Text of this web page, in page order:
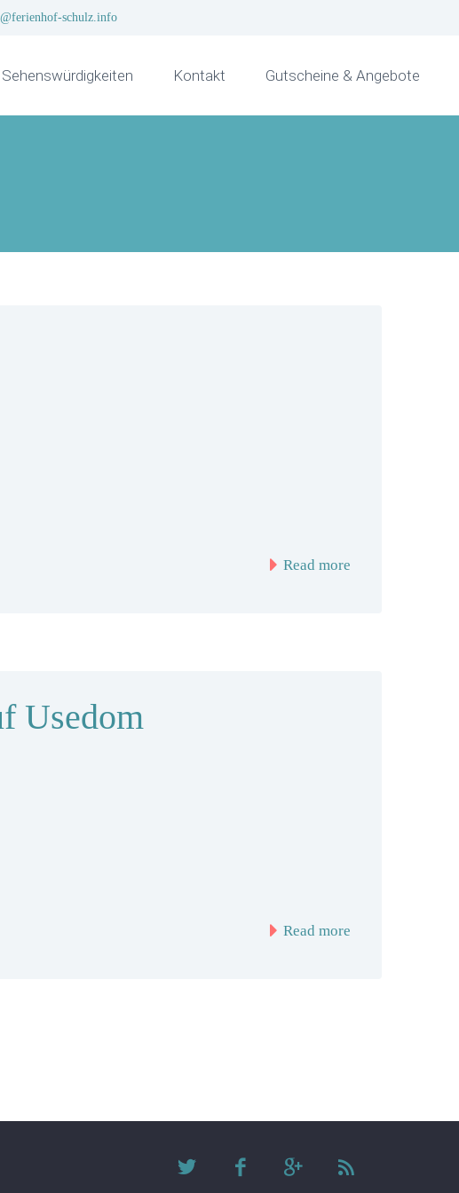
schulz.info
Sehenswürdigkeiten Kontakt Gutscheine & Angebote
Read more
Usedom
Read more